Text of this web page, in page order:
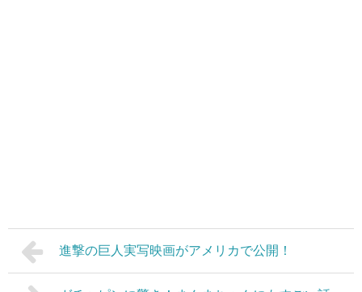
進撃の巨人実写映画がアメリカで公開！